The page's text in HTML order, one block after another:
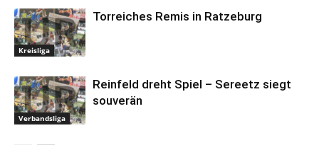
Kreisliga
Torreiches Remis in Ratzeburg
Verbandsliga
Reinfeld dreht Spiel – Sereetz siegt
souverän